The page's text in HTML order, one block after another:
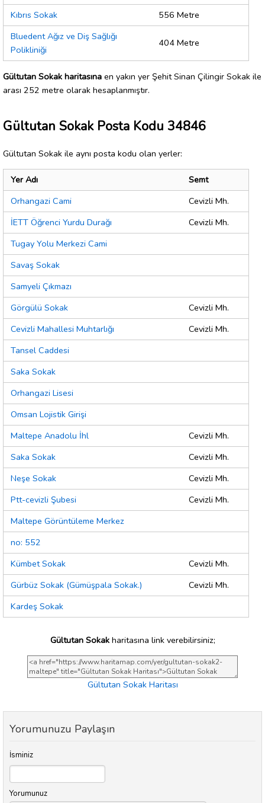
Kıbrıs Sokak
556 Metre
Bluedent Ağız ve Diş Sağlığı
Polikliniği
404 Metre
Gültutan Sokak haritasına en yakın yer Şehit Sinan Çilingir Sokak ile
arası 252 metre olarak hesaplanmıştır.
Gültutan Sokak Posta Kodu 34846
Gültutan Sokak ile aynı posta kodu olan yerler:
Yer Adı
Semt
Orhangazi Cami
Cevizli Mh.
İETT Öğrenci Yurdu Durağı
Cevizli Mh.
Tugay Yolu Merkezi Cami
Savaş Sokak
Samyeli Çıkmazı
Görgülü Sokak
Cevizli Mh.
Cevizli Mahallesi Muhtarlığı
Cevizli Mh.
Tansel Caddesi
Saka Sokak
Orhangazi Lisesi
Omsan Lojistik Girişi
Maltepe Anadolu İhl
Cevizli Mh.
Saka Sokak
Cevizli Mh.
Neşe Sokak
Cevizli Mh.
Ptt-cevizli Şubesi
Cevizli Mh.
Maltepe Görüntüleme Merkez
no: 552
Kümbet Sokak
Cevizli Mh.
Gürbüz Sokak (Gümüşpala Sokak.)
Cevizli Mh.
Kardeş Sokak
Gültutan Sokakharitasına link verebilirsiniz;
Gültutan Sokak Haritası
Yorumunuzu Paylaşın
İsminiz
Yorumunuz